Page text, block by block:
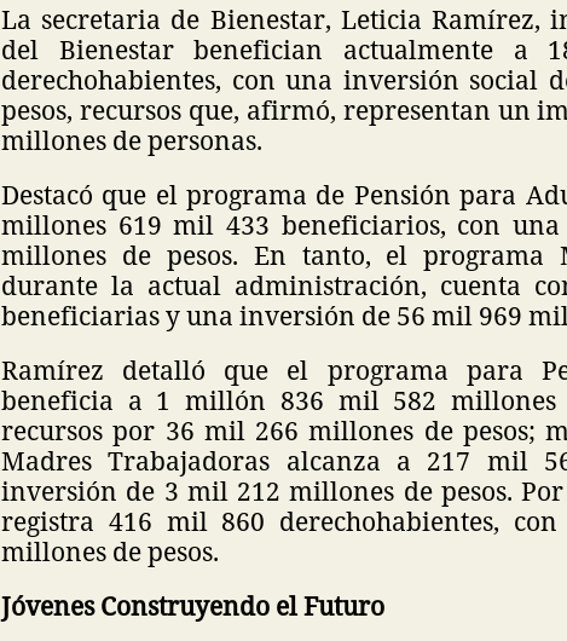
La secretaria de Bienestar, Leticia Ramírez,
del Bienestar benefician actualmente a
derechohabientes, con una inversión social
pesos, recursos que, afirmó, representan un
millones de personas.
Destacó que el programa de Pensión para
millones 619 mil 433 beneficiarios, con
millones de pesos. En tanto, el programa
durante la actual administración, cuenta
beneficiarias y una inversión de 56 mil 969
Ramírez detalló que el programa para
beneficia a 1 millón 836 mil 582 millones
recursos por 36 mil 266 millones de pesos;
Madres Trabajadoras alcanza a 217 mil
inversión de 3 mil 212 millones de pesos.
registra 416 mil 860 derechohabientes,
millones de pesos.
Jóvenes Construyendo el Futuro